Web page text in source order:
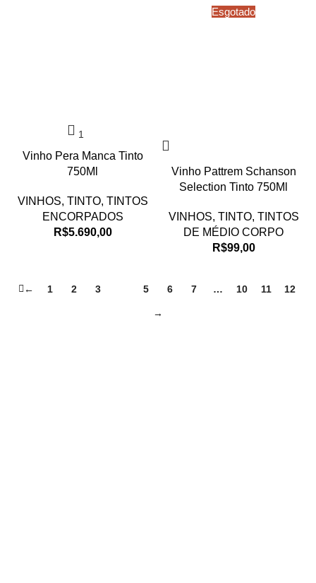
Vinho Pera Manca Tinto
750Ml
VINHOS, TINTO, TINTOS
ENCORPADOS
R$5.690,00
Esgotado
Vinho Pattrem Schanson
Selection Tinto 750Ml
VINHOS, TINTO, TINTOS
DE MÉDIO CORPO
R$99,00
← 1 2 3 5 6 7 … 10 11 12
→